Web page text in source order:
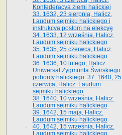
Konfederacya ziemi halickiej
33. 1632, 23 sierpnia, Halicz.
Laudum sejmiku halickiego i
instrukcya posłom na elekcyę
34. 1633, 12 września, Halicz.
Laudum sejmiku halickiego
35. 1635, 25 czerwca, Halicz.
Laudum sejmiku halickiego
36. 1636, 10 lutego, Halicz.
Uniwersał Zygmunta Świrskiego
poborcy halickiego. 37. 1640, 25
czerwca, Halicz. Laudum
sejmiku halickiego
38. 1640, 10 września, Halicz.
Laudum sejmiku halickiego
39. 1642, 15 maja, Halicz.
Laudum sejmiku halickiego
40. 1642, 15 września, Halicz.
Laudum sejmiku halickiego